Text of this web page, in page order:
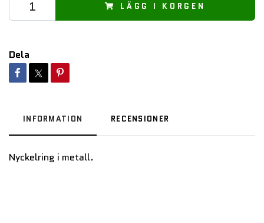
LÄGG I KORGEN
Dela
INFORMATION RECENSIONER
Nyckelring i metall.